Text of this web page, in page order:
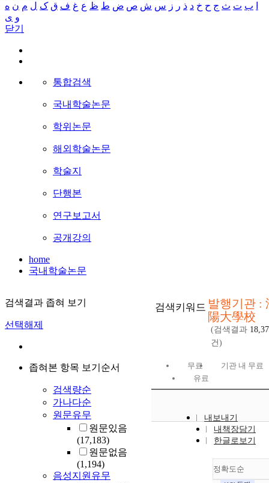
ب ت ث ج ح خ د ذ ر ز س ش ص ض ط ظ ع غ ف ق ک ل م ن ه
و ی
닫기
통합검색
국내학술논문
학위논문
해외학술논문
학술지
단행본
연구보고서
공개강의
home
국내학술논문
검색결과 좁혀 보기
선택해제
좁혀본 항목 보기순서
검색량순
가나다순
원문유무
원문있음
(17,183)
원문없음
(1,194)
음성지원유무
검색키워드 발행기관 :
陽大學校
(검색결과
건)
무료
기관 내 무료
유료
내보내기
내책장담기
한글로보기
정확도순